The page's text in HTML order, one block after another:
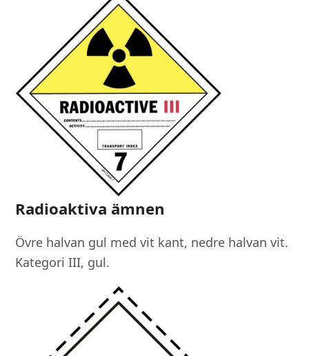
Radioaktiva ämnen
Övre halvan gul med vit kant, nedre halvan vit.
Kategori III, gul.